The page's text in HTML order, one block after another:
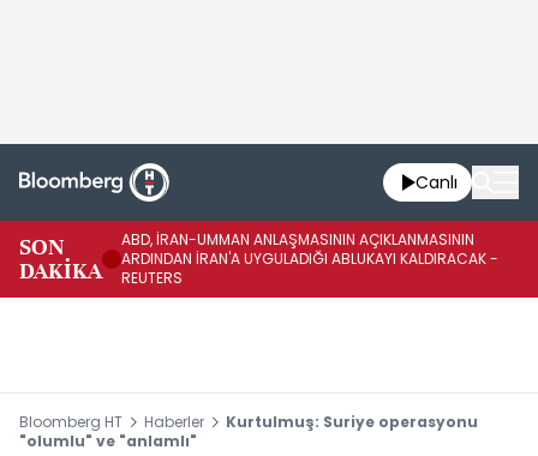
Canlı
SON
DAKİKA
ABD, İRAN-UMMAN ANLAŞMASININ AÇIKLANMASININ
ARDINDAN İRAN'A UYGULADIĞI ABLUKAYI KALDIRACAK -
REUTERS
Bloomberg HT Haberler
Kurtulmuş: Suriye operasyonu
"olumlu" ve "anlamlı"